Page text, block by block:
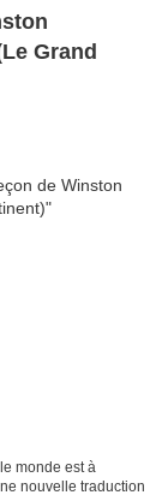
Grand
monde est à
nouvelle traduction